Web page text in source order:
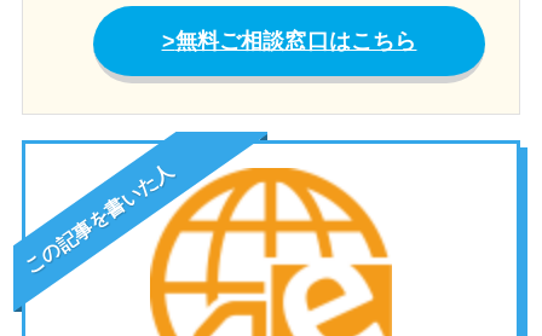
無料ご相談窓口はこちら
この記事を書いた人